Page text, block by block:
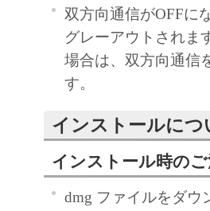
双方向通信がOFFに
グレーアウトされま
場合は、双方向通信
す。
インストールにつ
インストール時の
dmg ファイルをダウ